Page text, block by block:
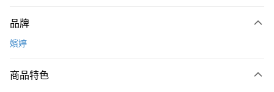
信用卡一次付款
LINE Pay
品牌
嬪婷
商品特色